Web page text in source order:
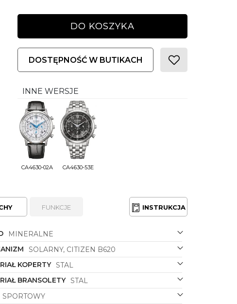
DO KOSZYKA
DOSTĘPNOŚĆ W BUTIKACH
INNE WERSJE
CA4630-02A CA4630-53E
FUNKCJE INSTRUKCJA
MINERALNE
SOLARNY, CITIZEN B620
KOPERTY STAL
BRANSOLETY STAL
SPORTOWY